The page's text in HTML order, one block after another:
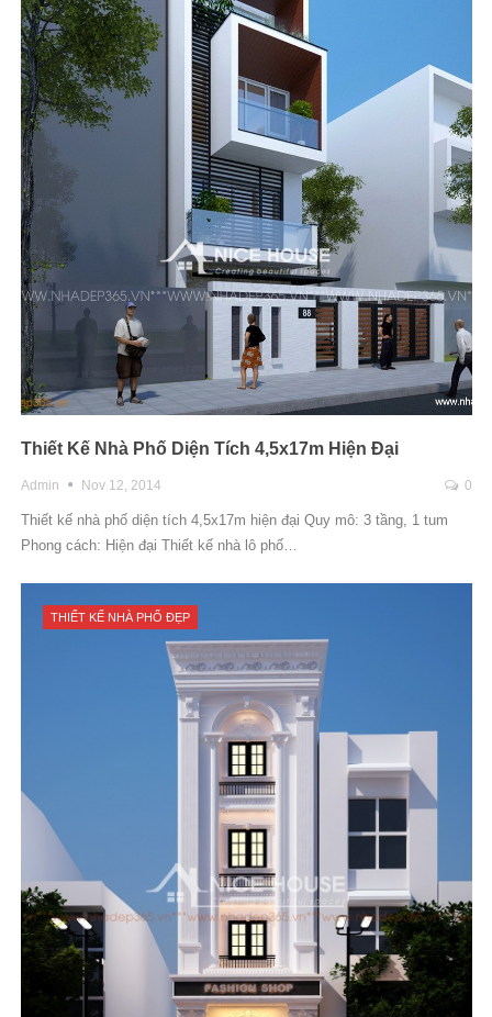
Thiết Kế Nhà Phố Diện Tích 4,5x17m Hiện Đại
Admin Nov 12, 2014 0
Thiết kế nhà phố diện tích 4,5x17m hiện đại Quy mô: 3 tầng, 1 tum
Phong cách: Hiện đại Thiết kế nhà lô phố…
THIẾT KẾ NHÀ PHỐ ĐẸP